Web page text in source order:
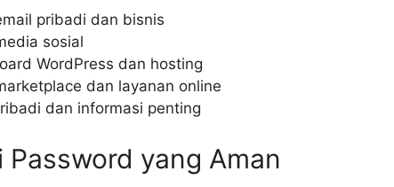
pribadi dan bisnis
sosial
WordPress dan hosting
dan layanan online
dan informasi penting
Password yang Aman